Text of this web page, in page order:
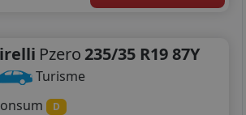
Pzero 235/35 R19 87Y
Turisme
D